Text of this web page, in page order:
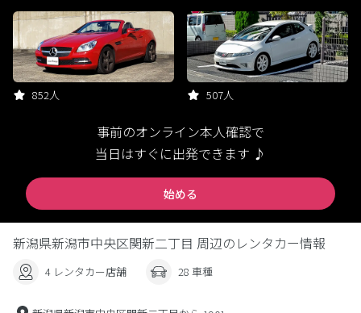
852人 507人
事前のオンライン本人確認で
当日はすぐに出発できます ♪
始める
新潟県新潟市中央区関新二丁目 周辺のレンタカー情報
4 レンタカー店舗 28 車種